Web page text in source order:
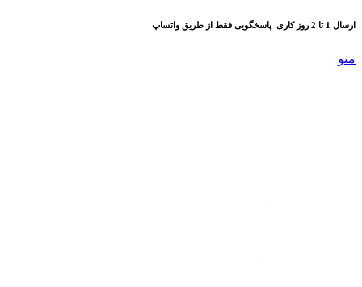
ارسال 1 تا 2 روز کاری پاسخگویی فقط از طریق واتساپ
منو